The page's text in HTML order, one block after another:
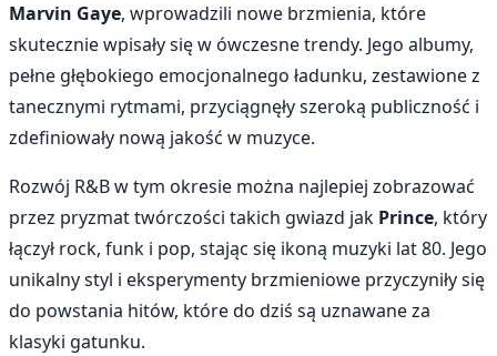
Marvin Gaye, wprowadzili nowe brzmienia, które
skutecznie wpisały się w ówczesne trendy. Jego albumy,
pełne głębokiego emocjonalnego ładunku, zestawione z
tanecznymi rytmami, przyciągnęły szeroką publiczność i
zdefiniowały nową jakość w muzyce.
Rozwój R&B w tym okresie można najlepiej zobrazować
przez pryzmat twórczości takich gwiazd jak Prince, który
łączył rock, funk i pop, stając się ikoną muzyki lat 80. Jego
unikalny styl i eksperymenty brzmieniowe przyczyniły się
do powstania hitów, które do dziś są uznawane za
klasyki gatunku.